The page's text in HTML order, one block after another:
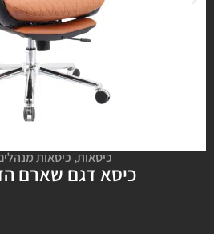
כיסאות,כיסאות
כיסא דגם שארם